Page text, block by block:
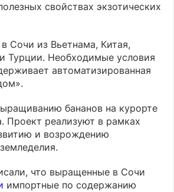
свойствах экзотических
Сочи из Вьетнама, Китая,
Турции. Необходимые условия
автоматизированная
бананов на курорте
Проект реализуют в рамках
и возрождению
что выращенные в Сочи
импортные по содержанию